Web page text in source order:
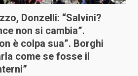
Donzelli: “Salvini?
non si cambia”.
è colpa sua”. Borghi
come se fosse il